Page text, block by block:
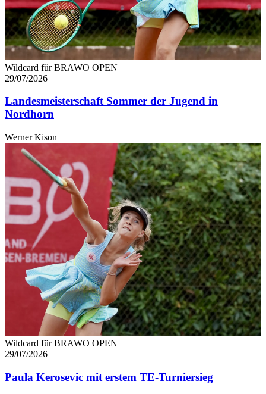
Wildcard für BRAWO OPEN
29/07/2026
Landesmeisterschaft Sommer der Jugend in
Nordhorn
Werner Kison
Wildcard für BRAWO OPEN
29/07/2026
Paula Kerosevic mit erstem TE-Turniersieg